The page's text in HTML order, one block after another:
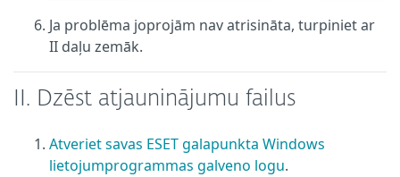
Ja problēma joprojām nav atrisināta, turpiniet ar
II daļu zemāk.
II. Dzēst atjauninājumu failus
Atveriet savas ESET galapunkta Windows
lietojumprogrammas galveno logu.